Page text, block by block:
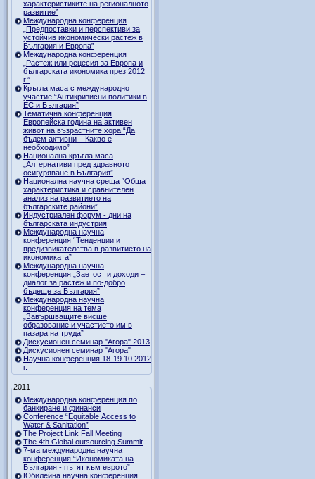
характеристиките на регионалното
развитие”
Международна конференция
„Предпоставки и перспективи за
устойчив икономически растеж в
България и Европа”
Международна конференция
„Растеж или рецесия за Европа и
българската икономика през 2012
г.”
Кръгла маса с международно
участие “Антикризисни политики в
ЕС и България”
Тематична конференция
Европейска година на активен
живот на възрастните хора “Да
бъдем активни – Какво е
необходимо”
Национална кръгла маса
„Алтернативи пред здравното
осигуряване в България”
Национална научна среща “Обща
характеристика и сравнителен
анализ на развитието на
българските райони”
Индустриален форум - дни на
българската индустрия
Международна научна
конференция “Тенденции и
предизвикателства в развитието на
икономиката”
Международна научна
конференция „Заетост и доходи –
диалог за растеж и по-добро
бъдеще за България”
Международна научна
конференция на тема
„Завършващите висше
образование и участието им в
пазара на труда”
Дискусионен семинар "Агора" 2013
Дискусионен семинар "Агора"
Научна конференция 18-19.10.2012
г.
2011
Международна конференция по
банкиране и финанси
Conference “Equitable Access to
Water & Sanitation”
The Project Link Fall Meeting
The 4th Global outsourcing Summit
7-ма международна научна
конференция “Икономиката на
България - пътят към еврото”
Юбилейна научна конференция